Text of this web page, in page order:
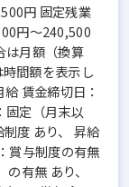
円 固定残業
円～240,500
は月額（換算
間額を表示し
賃金締切日：
固定（月末以
度 あり、 昇給
賞与制度の有無
有無 あり、